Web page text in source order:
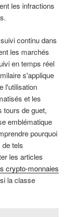
les infractions
continu dans
les marchés
en temps réel
s'applique
l'utilisation
et les
tours de guet,
emblématique
pourquoi
de tels
les articles
crypto-monnaies
la classe